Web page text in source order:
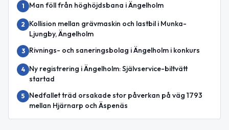
1 Man föll från höghöjdsbana i Ängelholm
2
Kollision mellan grävmaskin och lastbil i Munka-
Ljungby, Ängelholm
3 Rivnings- och saneringsbolag i Ängelholm i konkurs
4
Ny registrering i Ängelholm: Självservice-biltvätt
startad
5
Nedfallet träd orsakade stor påverkan på väg 1793
mellan Hjärnarp och Äspenäs